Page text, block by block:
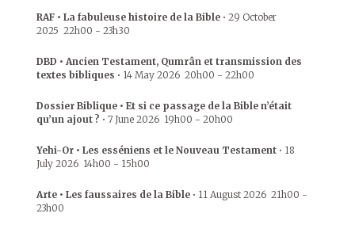
RAF • La fabuleuse histoire de la Bible • 29 October
2025 22h00 - 23h30
DBD • Ancien Testament, Qumrân et transmission des
textes bibliques • 14 May 2026 20h00 - 22h00
Dossier Biblique • Et si ce passage de la Bible n’était
qu’un ajout ? • 7 June 2026 19h00 - 20h00
Yehi-Or • Les esséniens et le Nouveau Testament • 18
July 2026 14h00 - 15h00
Arte • Les faussaires de la Bible • 11 August 2026 21h00 -
23h00